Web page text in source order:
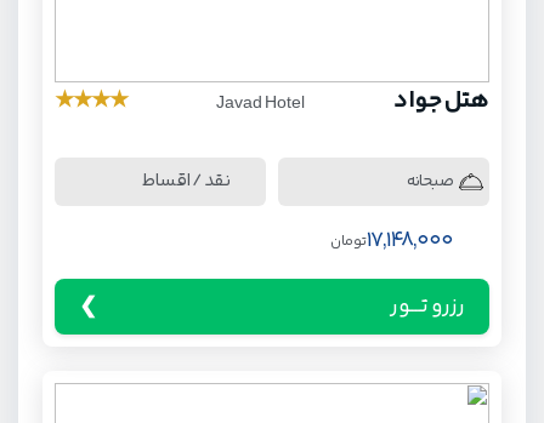
هتل جواد Javad Hotel
★
★
★
★
صبحانه نقد / اقساط
17,148,000تومان
رزرو تـــور